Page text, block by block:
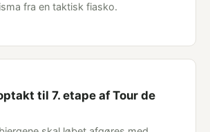
fra en taktisk fiasko.
til 7. etape af Tour de